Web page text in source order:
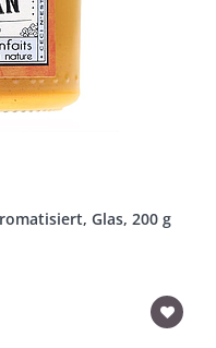
Glas, 200 g